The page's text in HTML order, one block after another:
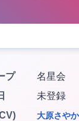
プ
名星会
未登録
大原さやか